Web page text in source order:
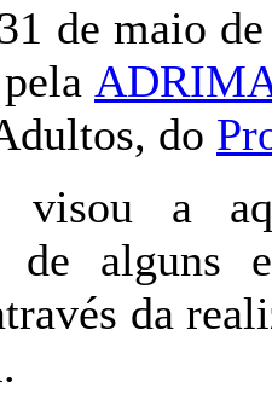
de maio
do
visou a
de alguns
da